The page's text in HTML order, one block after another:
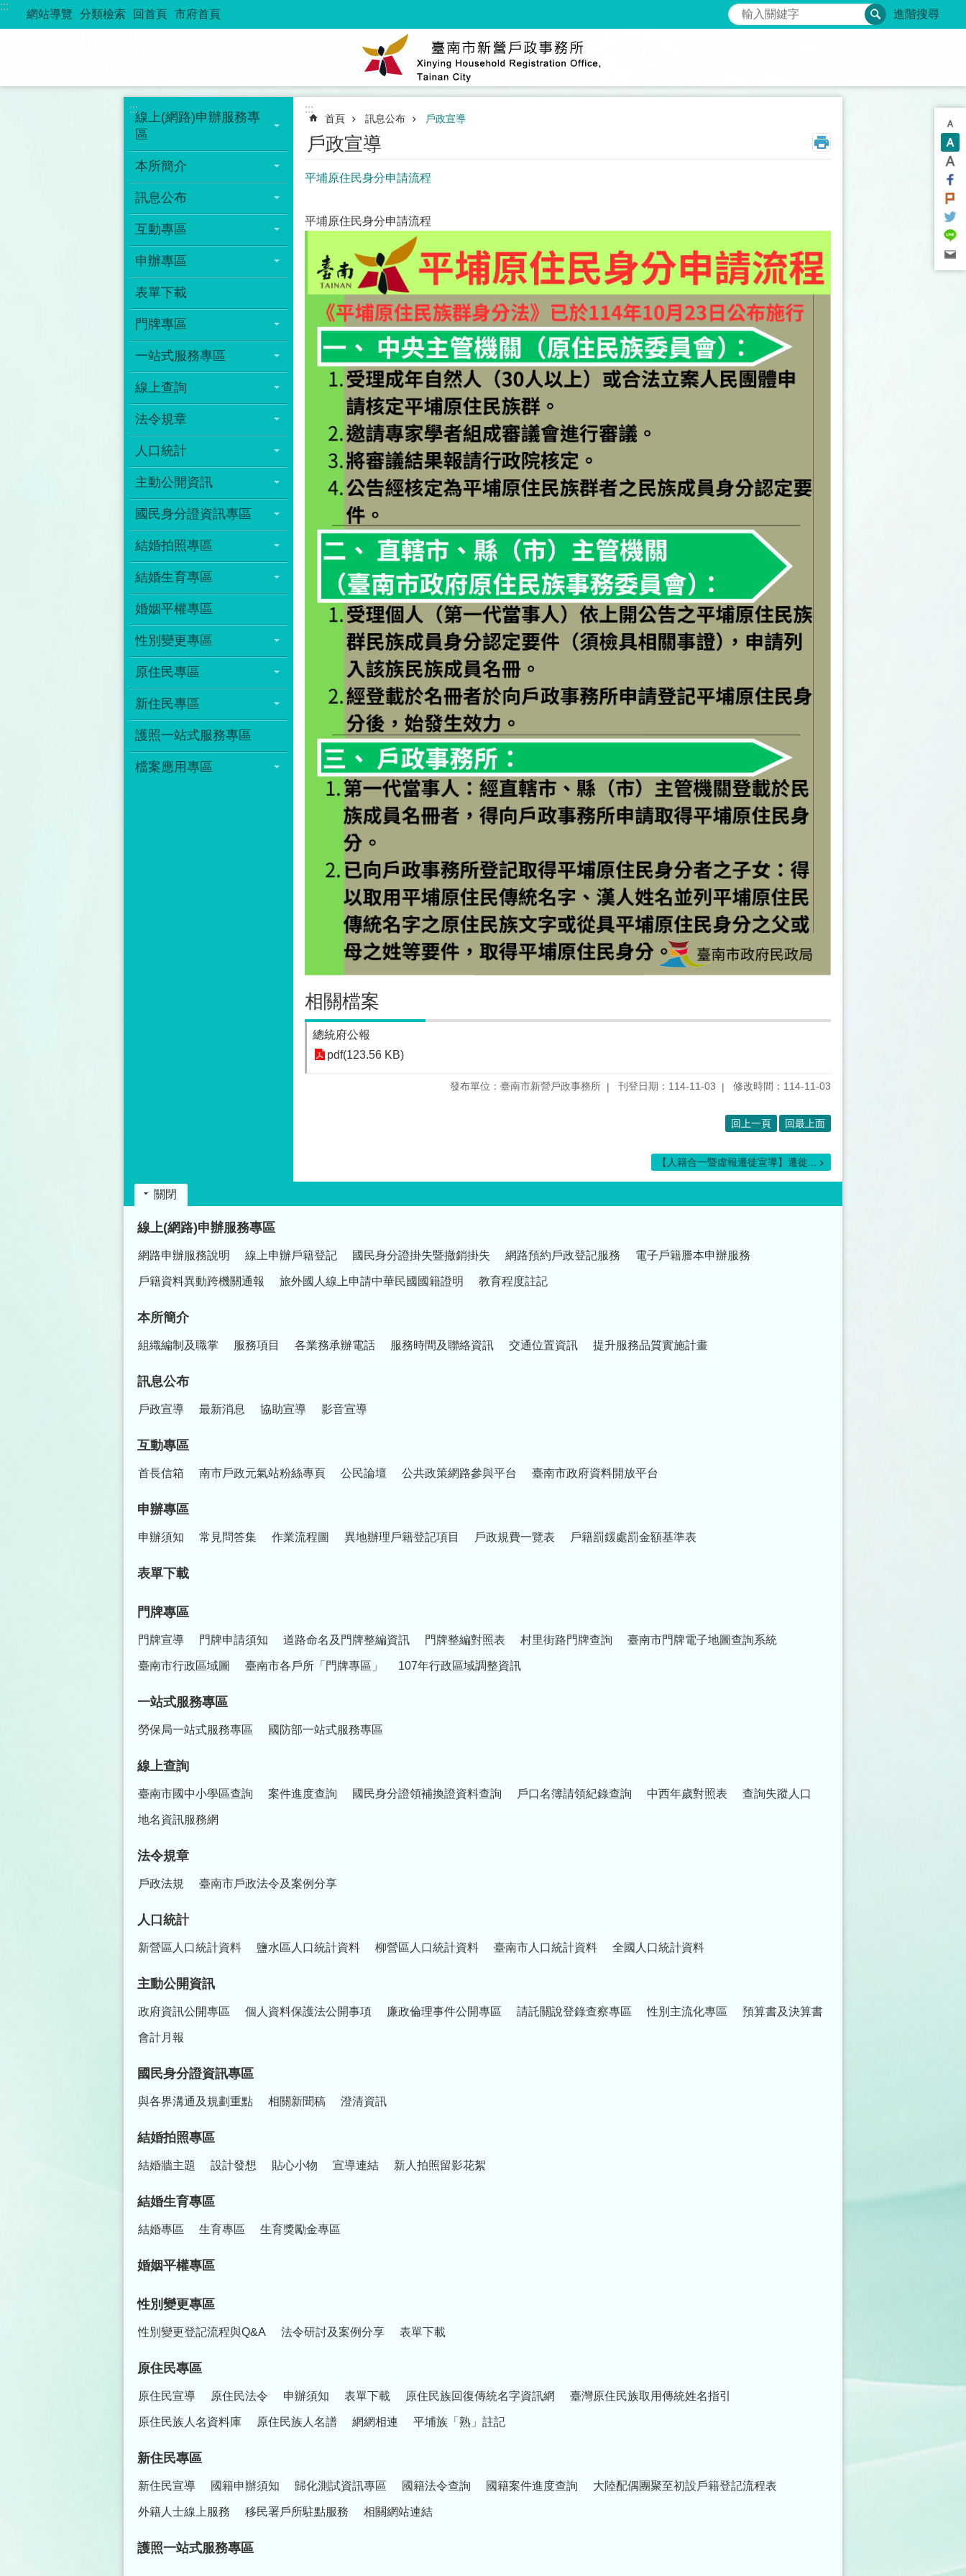
跳到主要內容區塊
:::
網站導覽 分類檢索 回首頁 市府首頁 搜尋 進階搜尋
:::
線上(網路)申辦服務專
區
本所簡介
訊息公布
互動專區
申辦專區
表單下載
門牌專區
一站式服務專區
線上查詢
法令規章
人口統計
主動公開資訊
國民身分證資訊專區
結婚拍照專區
結婚生育專區
婚姻平權專區
性別變更專區
原住民專區
新住民專區
護照一站式服務專區
檔案應用專區
:::
首頁 訊息公布 戶政宣導
戶政宣導
平埔原住民身分申請流程
平埔原住民身分申請流程
相關檔案
總統府公報
pdf(123.56 KB)
發布單位：臺南市新營戶政事務所 刊登日期：114-11-03 修改時間：114-11-03
回上一頁 回最上面
【人籍合一暨虛報遷徙宣導】遷徙...
關閉
線上(網路)申辦服務專區
網路申辦服務說明 線上申辦戶籍登記 國民身分證掛失暨撤銷掛失 網路預約戶政登記服務 電子戶籍謄本申辦服務
戶籍資料異動跨機關通報 旅外國人線上申請中華民國國籍證明 教育程度註記
本所簡介
組織編制及職掌 服務項目 各業務承辦電話 服務時間及聯絡資訊 交通位置資訊 提升服務品質實施計畫
訊息公布
戶政宣導 最新消息 協助宣導 影音宣導
互動專區
首長信箱 南市戶政元氣站粉絲專頁 公民論壇 公共政策網路參與平台 臺南市政府資料開放平台
申辦專區
申辦須知 常見問答集 作業流程圖 異地辦理戶籍登記項目 戶政規費一覽表 戶籍罰鍰處罰金額基準表
表單下載
門牌專區
門牌宣導 門牌申請須知 道路命名及門牌整編資訊 門牌整編對照表 村里街路門牌查詢 臺南市門牌電子地圖查詢系統
臺南市行政區域圖 臺南市各戶所「門牌專區」 107年行政區域調整資訊
一站式服務專區
勞保局一站式服務專區 國防部一站式服務專區
線上查詢
臺南市國中小學區查詢 案件進度查詢 國民身分證領補換證資料查詢 戶口名簿請領紀錄查詢 中西年歲對照表 查詢失蹤人口
地名資訊服務網
法令規章
戶政法規 臺南市戶政法令及案例分享
人口統計
新營區人口統計資料 鹽水區人口統計資料 柳營區人口統計資料 臺南市人口統計資料 全國人口統計資料
主動公開資訊
政府資訊公開專區 個人資料保護法公開事項 廉政倫理事件公開專區 請託關說登錄查察專區 性別主流化專區 預算書及決算書
會計月報
國民身分證資訊專區
與各界溝通及規劃重點 相關新聞稿 澄清資訊
結婚拍照專區
結婚牆主題 設計發想 貼心小物 宣導連結 新人拍照留影花絮
結婚生育專區
結婚專區 生育專區 生育獎勵金專區
婚姻平權專區
性別變更專區
性別變更登記流程與Q&A 法令研討及案例分享 表單下載
原住民專區
原住民宣導 原住民法令 申辦須知 表單下載 原住民族回復傳統名字資訊網 臺灣原住民族取用傳統姓名指引
原住民族人名資料庫 原住民族人名譜 網網相連 平埔族「熟」註記
新住民專區
新住民宣導 國籍申辦須知 歸化測試資訊專區 國籍法令查詢 國籍案件進度查詢 大陸配偶團聚至初設戶籍登記流程表
外籍人士線上服務 移民署戶所駐點服務 相關網站連結
護照一站式服務專區